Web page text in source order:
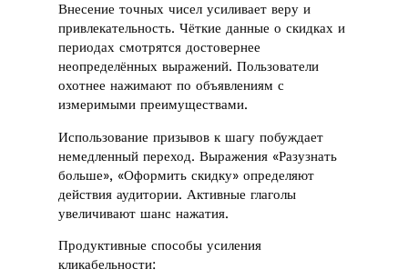
Внесение точных чисел усиливает веру и
привлекательность. Чёткие данные о скидках и
периодах смотрятся достовернее
неопределённых выражений. Пользователи
охотнее нажимают по объявлениям с
измеримыми преимуществами.
Использование призывов к шагу побуждает
немедленный переход. Выражения «Разузнать
больше», «Оформить скидку» определяют
действия аудитории. Активные глаголы
увеличивают шанс нажатия.
Продуктивные способы усиления
кликабельности: